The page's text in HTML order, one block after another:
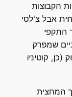
הקבוצות
אבל צ'לסי
התקפי
שמפרק
קוטיניו
המחצית